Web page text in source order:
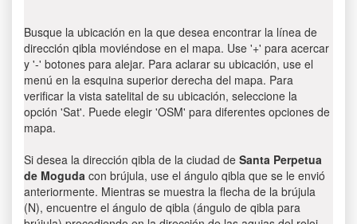
Busque la ubicación en la que desea encontrar la línea de
dirección qibla moviéndose en el mapa. Use '+' para acercar
y '-' botones para alejar. Para aclarar su ubicación, use el
menú en la esquina superior derecha del mapa. Para
verificar la vista satelital de su ubicación, seleccione la
opción 'Sat'. Puede elegir 'OSM' para diferentes opciones de
mapa.
Si desea la dirección qibla de la ciudad de Santa Perpetua
de Moguda con brújula, use el ángulo qibla que se le envió
anteriormente. Mientras se muestra la flecha de la brújula
(N), encuentre el ángulo de qibla (ángulo de qibla para